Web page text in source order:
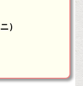
）